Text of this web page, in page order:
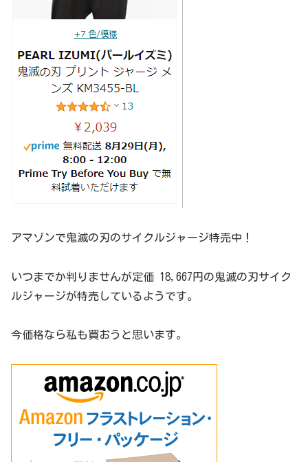
アマゾンで鬼滅の刃のサイクルジャージ特売中！
いつまでか判りませんが定価 18,667円の鬼滅の刃サイク
ルジャージが特売しているようです。
今価格なら私も買おうと思います。